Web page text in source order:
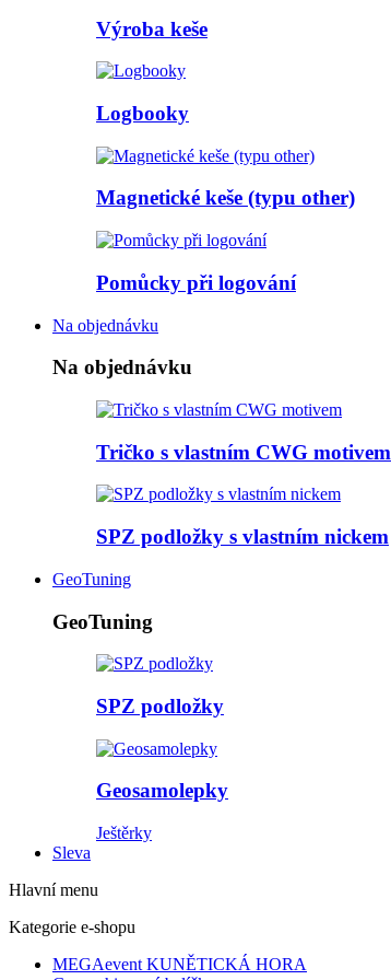
Výroba keše
Logbooky
Magnetické keše (typu other)
Pomůcky při logování
Na objednávku
Na objednávku
Tričko s vlastním CWG motivem
SPZ podložky s vlastním nickem
GeoTuning
GeoTuning
SPZ podložky
Geosamolepky
Ještěrky
Sleva
Hlavní menu
Kategorie e-shopu
MEGAevent KUNĚTICKÁ HORA